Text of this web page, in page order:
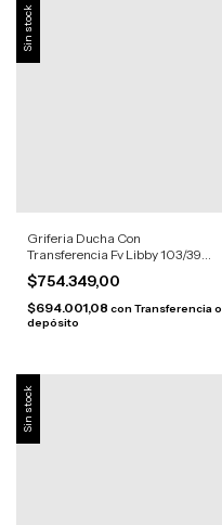
Sin stock
Griferia Ducha Con
Transferencia Fv Libby 103/39
Cromado Cromo
$754.349,00
$694.001,08 con Transferencia o
depósito
Sin stock